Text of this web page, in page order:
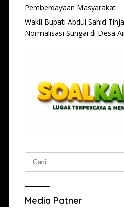
Pemberdayaan Masyarakat
Wakil Bupati Abdul Sahid
Normalisasi Sungai di Desa
Cari
untuk:
Media Patner